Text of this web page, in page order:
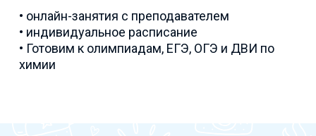
• онлайн-занятия с преподавателем
• индивидуальное расписание
• Готовим к олимпиадам, ЕГЭ, ОГЭ и ДВИ по
химии